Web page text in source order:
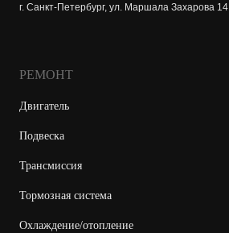
г. Санкт-Петербург, ул. Маршала Захарова 14
РЕМОНТ
Двигатель
Подвеска
Трансмиссия
Тормозная система
Охлаждение/отопление